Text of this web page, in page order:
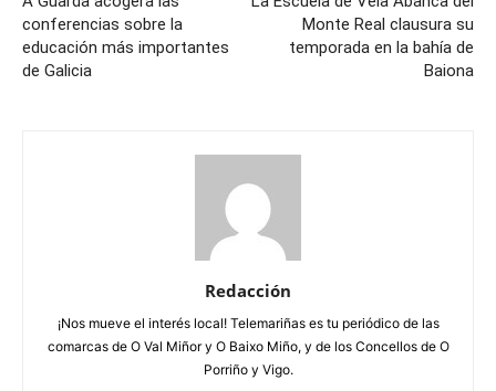
conferencias sobre la
educación más importantes
de Galicia
Monte Real clausura su
temporada en la bahía de
Baiona
Redacción
¡Nos mueve el interés local! Telemariñas es tu periódico de las
comarcas de O Val Miñor y O Baixo Miño, y de los Concellos de O
Porriño y Vigo.